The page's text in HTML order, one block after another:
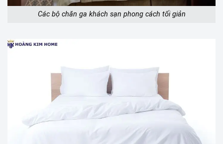
Các bộ chăn ga khách sạn phong cách tối giản